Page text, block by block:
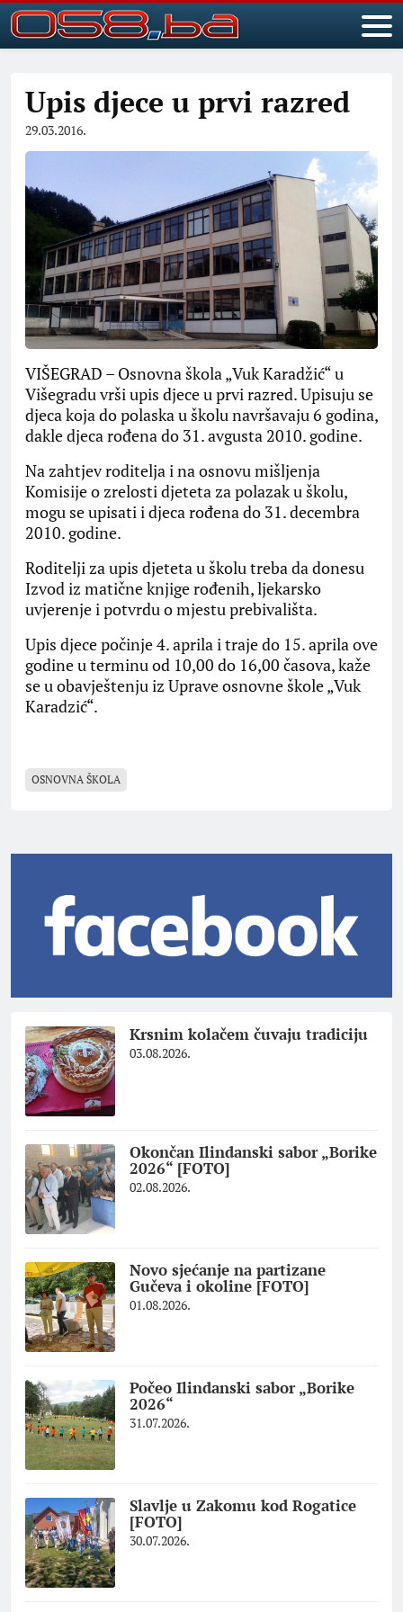
Upis djece u prvi razred
29.03.2016.
VIŠEGRAD – Osnovna škola „Vuk Karadžić“ u
Višegradu vrši upis djece u prvi razred. Upisuju se
djeca koja do polaska u školu navršavaju 6 godina,
dakle djeca rođena do 31. avgusta 2010. godine.
Na zahtjev roditelja i na osnovu mišljenja
Komisije o zrelosti djeteta za polazak u školu,
mogu se upisati i djeca rođena do 31. decembra
2010. godine.
Roditelji za upis djeteta u školu treba da donesu
Izvod iz matične knjige rođenih, ljekarsko
uvjerenje i potvrdu o mjestu prebivališta.
Upis djece počinje 4. aprila i traje do 15. aprila ove
godine u terminu od 10,00 do 16,00 časova, kaže
se u obavještenju iz Uprave osnovne škole „Vuk
Karadzić“.
OSNOVNA ŠKOLA
Krsnim kolačem čuvaju tradiciju
03.08.2026.
Okončan Ilindanski sabor „Borike
2026“ [FOTO]
02.08.2026.
Novo sjećanje na partizane
Gučeva i okoline [FOTO]
01.08.2026.
Počeo Ilindanski sabor „Borike
2026“
31.07.2026.
Slavlje u Zakomu kod Rogatice
[FOTO]
30.07.2026.